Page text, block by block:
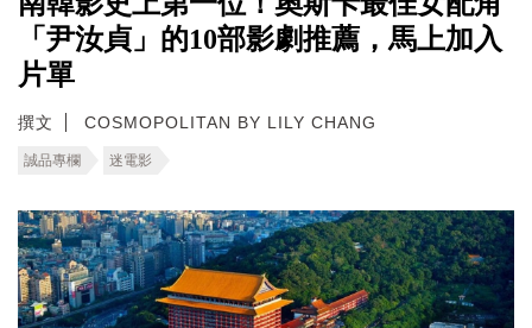
「尹汝貞」的10部影劇推薦，馬上加入
片單
撰文 COSMOPOLITAN BY LILY CHANG
誠品專欄 迷電影